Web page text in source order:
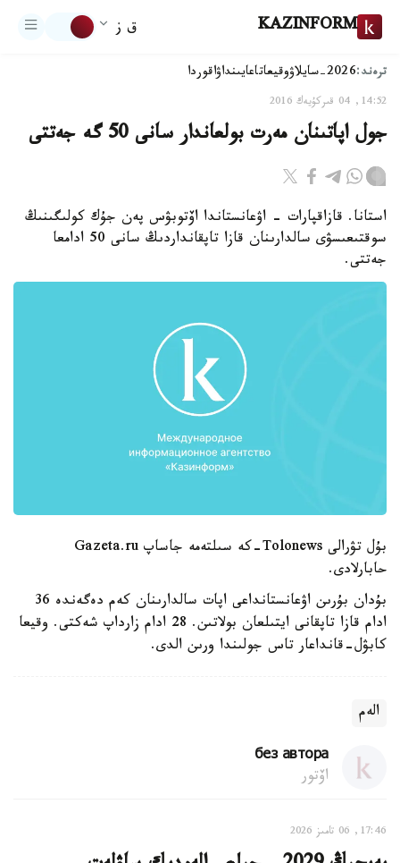
KAZINFORM ق ز
ترەند:2026-سايلاۋ وقيعاتاعايىنداۋاقوردا
14:52, 04 قىركۇيەك 2016
جول اپاتىنان مەرت بولعاندار سانى 50 گە جەتتى
استانا. قازاقپارات - اۋعانستاندا اۆتوبۋس پەن جۇك كولىگىنىڭ
سوقتىعىسۋى سالدارىنان قازا تاپقانداردىڭ سانى 50 ادامعا
جەتتى.
بۇل تۋرالى Tolonews-كە سىلتەمە جاساپ Gazeta.ru
حابارلادى.
بۇدان بۇرىن اۋعانستانداعى اپات سالدارىنان كەم دەگەندە 36
ادام قازا تاپقانى ايتىلعان بولاتىن. 28 ادام زارداپ شەكتى. وقيعا
كابۋل-قانداعار تاس جولىندا ورىن الدى.
الەم
без автора
اۆتور
17:46, 06 تامىز 2026